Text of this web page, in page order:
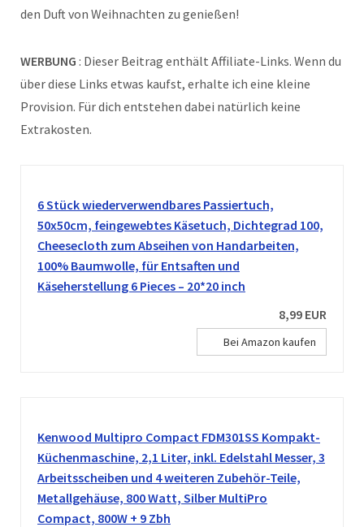
den Duft von Weihnachten zu genießen!
WERBUNG : Dieser Beitrag enthält Affiliate-Links. Wenn du
über diese Links etwas kaufst, erhalte ich eine kleine
Provision. Für dich entstehen dabei natürlich keine
Extrakosten.
6 Stück wiederverwendbares Passiertuch,
50x50cm, feingewebtes Käsetuch, Dichtegrad 100,
Cheesecloth zum Abseihen von Handarbeiten,
100% Baumwolle, für Entsaften und
Käseherstellung 6 Pieces – 20*20 inch
8,99 EUR
Bei Amazon kaufen
Kenwood Multipro Compact FDM301SS Kompakt-
Küchenmaschine, 2,1 Liter, inkl. Edelstahl Messer, 3
Arbeitsscheiben und 4 weiteren Zubehör-Teile,
Metallgehäuse, 800 Watt, Silber MultiPro
Compact, 800W + 9 Zbh